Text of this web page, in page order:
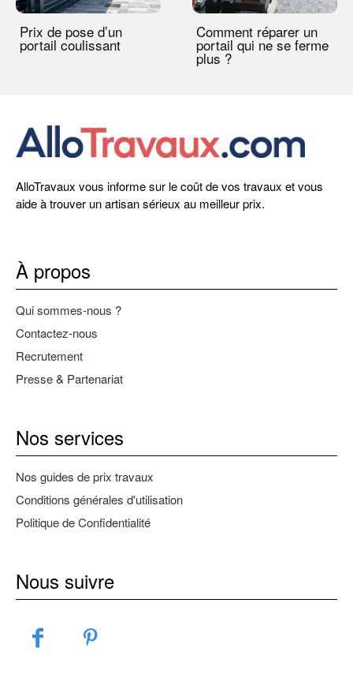
Prix de pose d’un
portail coulissant
Comment réparer un
portail qui ne se ferme
plus ?
AlloTravaux vous informe sur le coût de vos travaux et vous
aide à trouver un artisan sérieux au meilleur prix.
À propos
Qui sommes-nous ?
Contactez-nous
Recrutement
Presse & Partenariat
Nos services
Nos guides de prix travaux
Conditions générales d'utilisation
Politique de Confidentialité
Nous suivre